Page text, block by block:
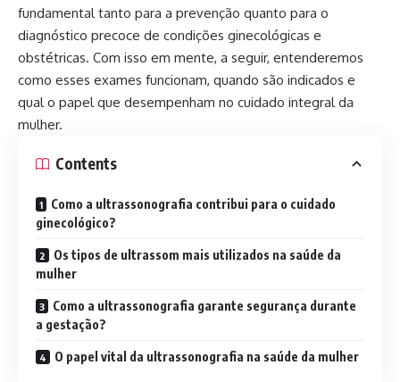
fundamental tanto para a prevenção quanto para o
diagnóstico precoce de condições ginecológicas e
obstétricas. Com isso em mente, a seguir, entenderemos
como esses exames funcionam, quando são indicados e
qual o papel que desempenham no cuidado integral da
mulher.
Contents
Como a ultrassonografia contribui para o cuidado
ginecológico?
Os tipos de ultrassom mais utilizados na saúde da
mulher
Como a ultrassonografia garante segurança durante
a gestação?
O papel vital da ultrassonografia na saúde da mulher